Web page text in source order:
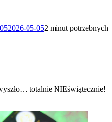
2026-05-052 minut potrzebnych
totalnie NIEświątecznie!